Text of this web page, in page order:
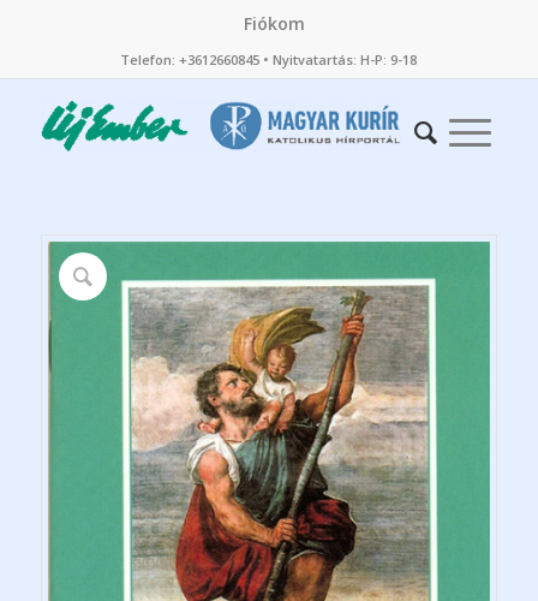
Fiókom
Telefon: +3612660845 • Nyitvatartás: H-P: 9-18